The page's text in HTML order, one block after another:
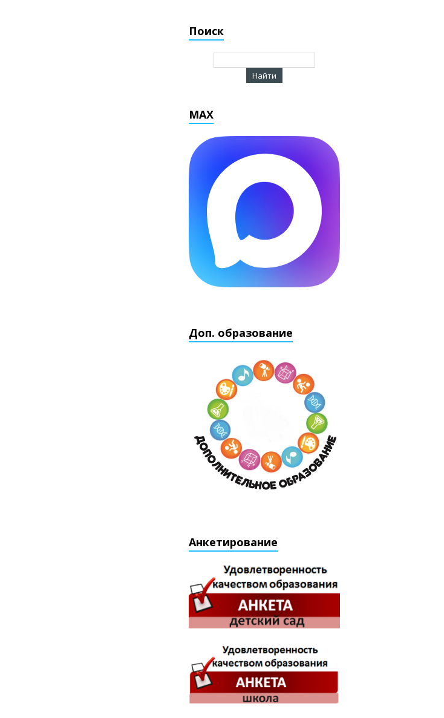
Поиск
MAX
Доп. образование
Анкетирование